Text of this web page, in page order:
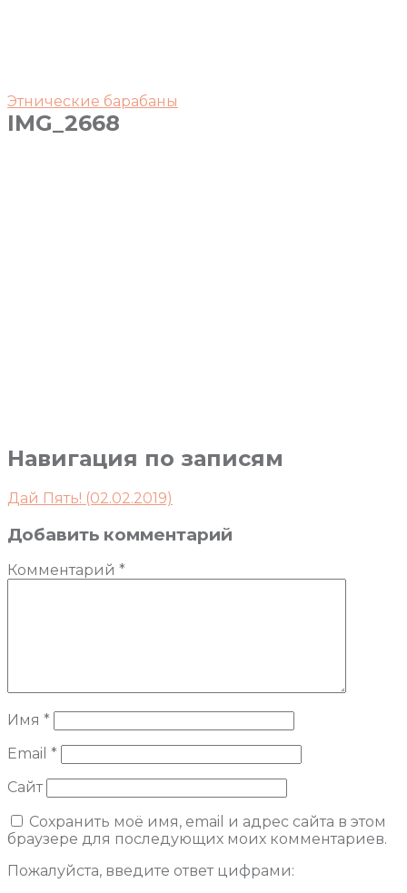
Этнические барабаны
IMG_2668
Навигация по записям
Дай Пять! (02.02.2019)
Добавить комментарий
Комментарий *
Имя *
Email *
Сайт
Сохранить моё имя, email и адрес сайта в этом
браузере для последующих моих комментариев.
Пожалуйста, введите ответ цифрами: